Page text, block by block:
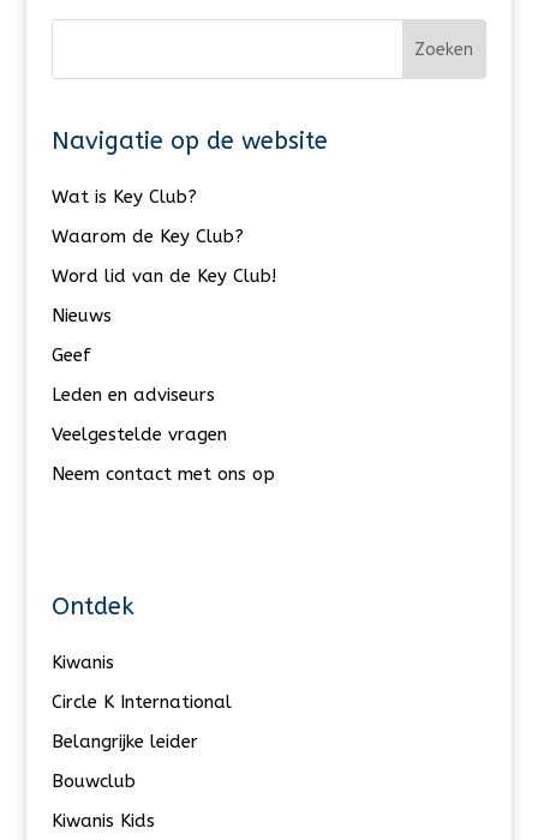
Navigatie op de website
Wat is Key Club?
Waarom de Key Club?
Word lid van de Key Club!
Nieuws
Geef
Leden en adviseurs
Veelgestelde vragen
Neem contact met ons op
Ontdek
Kiwanis
Circle K International
Belangrijke leider
Bouwclub
Kiwanis Kids